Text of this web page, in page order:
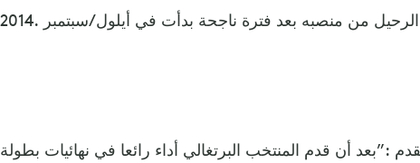
من منصبه بعد فترة ناجحة بدأت في أيلول/سبتمبر .2014
:”بعد أن قدم المنتخب البرتغالي أداء رائعا في نهائيات بطولة